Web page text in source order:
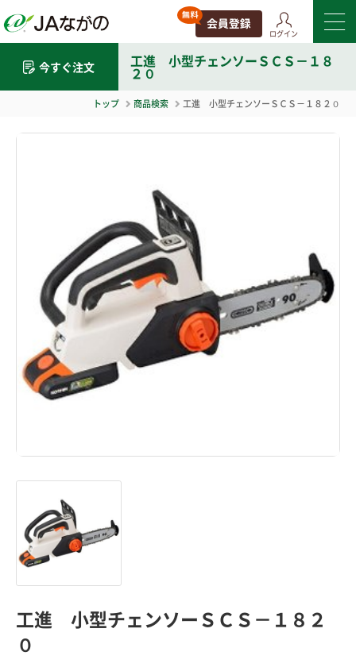
ログイン
今すぐ注文 工進 小型チェンソーＳＣＳ－１８
２０
トップ 商品検索 工進 小型チェンソーＳＣＳ－１８２０
工進 小型チェンソーＳＣＳ－１８２
０